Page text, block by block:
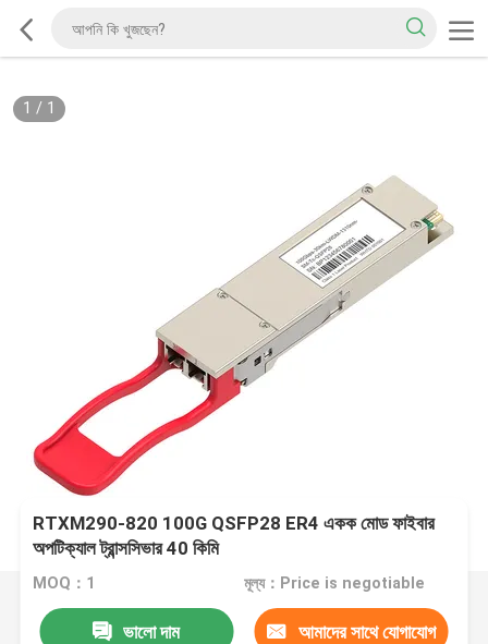
1 / 1
RTXM290-820 100G QSFP28 ER4 একক মোড ফাইবার
অপটিক্যাল ট্রান্সসিভার 40 কিমি
MOQ：1 মূল্য：Price is negotiable
ভালো দাম আমাদের সাথে যোগাযোগ